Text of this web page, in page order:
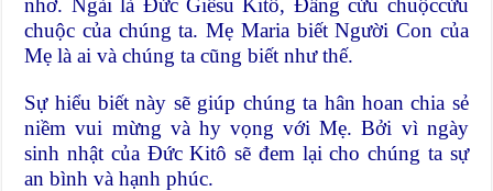
chuộc của chúng ta. Mẹ Maria biết Người Con của
Mẹ là ai và chúng ta cũng biết như thế.
Sự hiểu biết này sẽ giúp chúng ta hân hoan chia sẻ
niềm vui mừng và hy vọng với Mẹ. Bởi vì ngày
sinh nhật của Đức Kitô sẽ đem lại cho chúng ta sự
an bình và hạnh phúc.